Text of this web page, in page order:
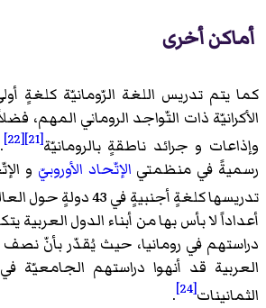
أماكن أخرى
كما يتم تدريس اللغة الرّومانيّة كلغةٍ
الأكرانيّة ذات التّواجد الروماني المهم،
وإذاعات و جرائد ناطقةٍ بالرومانيّة[21]
[22]
رسميةً في منظمتي الإتّحاد الأوروبيّ و
تدريسها كلغةٍ أجنبيةٍ في 43 دولةٍ حول العالم
أعداداً لا بأس بها من أبناء الدول العربية
دراستهم في رومانيا، حيث يُقدّر بأنّ نصف
العربية قد أنهوا دراستهم الجامعيّة
الثمانينات[24]
.